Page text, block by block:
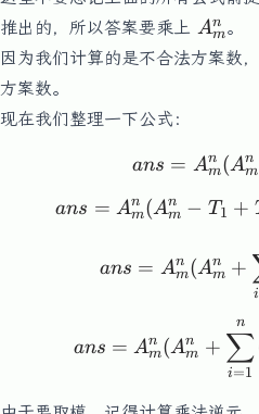
C_n^i
\times
A_{m-
i}
推出的，所以答案要乘上 A^n_m
Am
n 。
因为我们计算的是不合法方案数
方案数。
现在我们整理一下公式：
ans = Am
n (Am
n
ans = Am
n (Am
n − T1 +
ans = Am
n (Am
n +
i
ans = Am
n (Am
n +
i=1
∑
n